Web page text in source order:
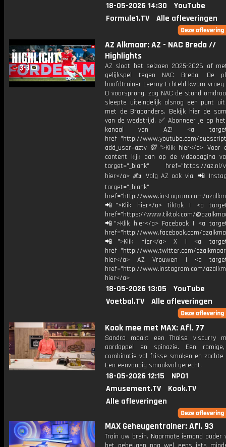
18-05-2026 14:30
YouTube
Formule1.TV
Alle afleveringen
AZ Alkmaar: AZ - NAC Breda //
Highlights
AZ sloot het seizoen 2025-2026 af
gelijkspel tegen NAC Breda. De
hoofdtrainer Leeroy Echteld kwam
0 voorsprong, zag NAC de stand
sleepte uiteindelijk alsnog een punt
met de Brabanders. Bekijk hier de
van de wedstrijd. ✅ Abonneer je op het
kanaal van AZ! <a
href="http://www.youtube.com/
add_user=aztv 💯">Klik hier</a> Voor
content kijk dan op de videopagina
target="_blank" href="https://az.nl/
hier</a> ✍ Volg AZ ook via: 📲
target="_blank"
href="http://www.instagram.com/
📲">Klik hier</a> TikTok | <a
href="https://www.tiktok.com/
📲">Klik hier</a> Facebook | <a
href="http://www.facebook.com/
📲">Klik hier</a> X | <a
href="http://www.twitter.com/
hier</a> AZ Vrouwen | <a
href="http://www.instagram.com/
hier</a>
18-05-2026 13:05
YouTube
Voetbal.TV
Alle afleveringen
Kook mee met MAX: Afl. 77
Sandra maakt een Thaise viscurry
aardappel en spinazie. Een
combinatie vol frisse smaken en zachte
Een eenvoudig smaakvol gerecht.
18-05-2026 12:15
NPO1
Amusement.TV
Kook.TV
Alle afleveringen
MAX Geheugentrainer: Afl. 93
Train uw brein. Naarmate iemand ouder